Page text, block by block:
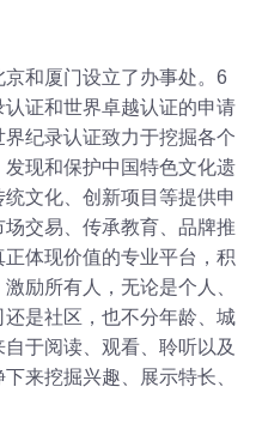
和厦门设立了办事处。6
证和世界卓越认证的申请
纪录认证致力于挖掘各个
现和保护中国特色文化遗
文化、创新项目等提供申
交易、传承教育、品牌推
体现价值的专业平台，积
励所有人，无论是个人、
是社区，也不分年龄、城
于阅读、观看、聆听以及
来挖掘兴趣、展示特长、